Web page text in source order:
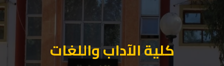
كلية الآداب واللغات